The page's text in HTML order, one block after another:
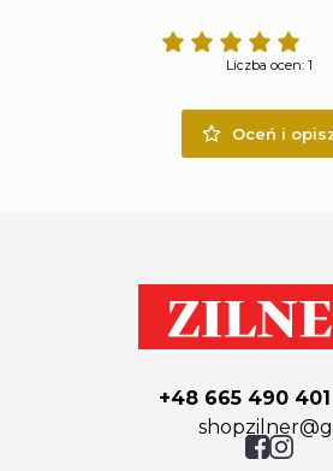
Liczba ocen: 1
Oceń i
+48 665 490 401